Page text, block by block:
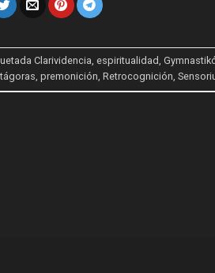
Clarividencia, espiritualidad,
, premonición, Retrocognición,